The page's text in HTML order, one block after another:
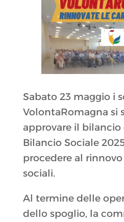
Sabato 23 maggio i
VolontaRomagna si
approvare il bilancio
Bilancio Sociale
procedere al
sociali.
Al termine delle
dello spoglio, la